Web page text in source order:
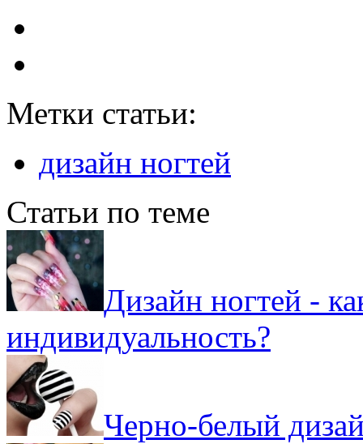
Метки статьи:
дизайн ногтей
Статьи по теме
Дизайн ногтей -
индивидуальность?
Черно-белый